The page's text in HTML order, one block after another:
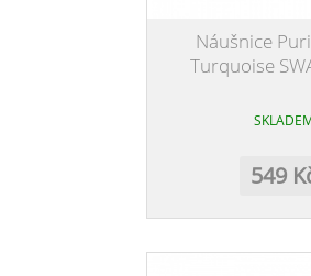
Náušnice
Turquoise
549